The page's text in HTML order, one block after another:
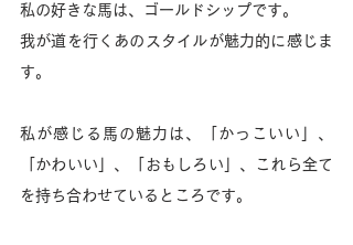
私の好きな馬は、ゴールドシップです。
我が道を行くあのスタイルが魅力的に感じま
す。
私が感じる馬の魅力は、「かっこいい」、
「かわいい」、「おもしろい」、これら全て
を持ち合わせているところです。